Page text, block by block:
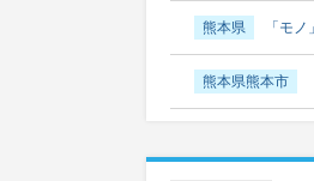
熊本県 「モ
熊本県熊本市